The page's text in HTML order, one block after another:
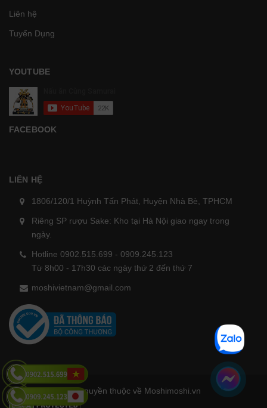
Liên hệ
Tuyển Dụng
YOUTUBE
FACEBOOK
LIÊN HỆ
1806/120/1 Huỳnh Tấn Phát, Huyện Nhà Bè, TPHCM
Riêng SP rượu Sake: Kho tại Hà Nội giao ngay trong
ngày.
Hotline 0902.515.699 - 0909.245.123
Từ 8h00 - 17h30 các ngày thứ 2 đến thứ 7
moshivietnam@gmail.com
Bản quyền thuộc về Moshimoshi.vn